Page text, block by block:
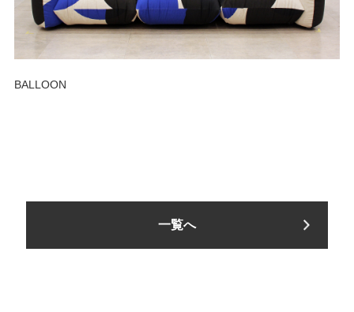
BALLOON
一覧へ